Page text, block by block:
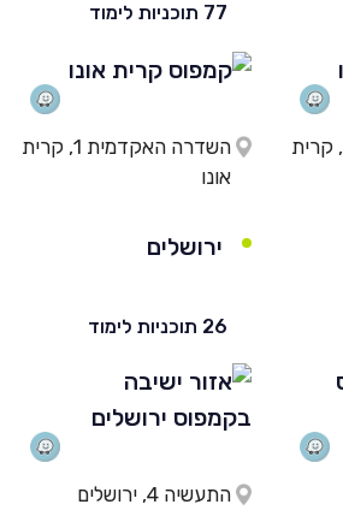
השדרה האקדמית 1, קרית
77 תוכניות לימוד
השדרה האקדמית 1, קרית
אונו
ירושלים
26 תוכניות לימוד
התעשיה 4, ירושלים